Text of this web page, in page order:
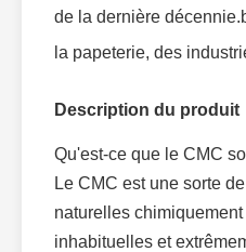
de la dernière
la papeterie, des
Description du produit
Qu'est-ce que le CMC
Le CMC est une sorte
naturelles
inhabituelles et